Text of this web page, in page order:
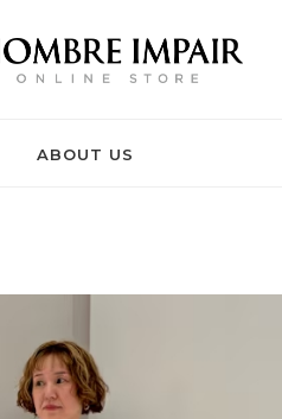
ABOUT US